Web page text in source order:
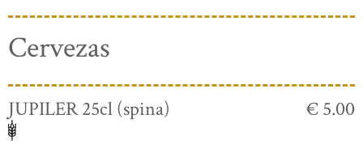
Cervezas
JUPILER 25cl (spina) € 5.00